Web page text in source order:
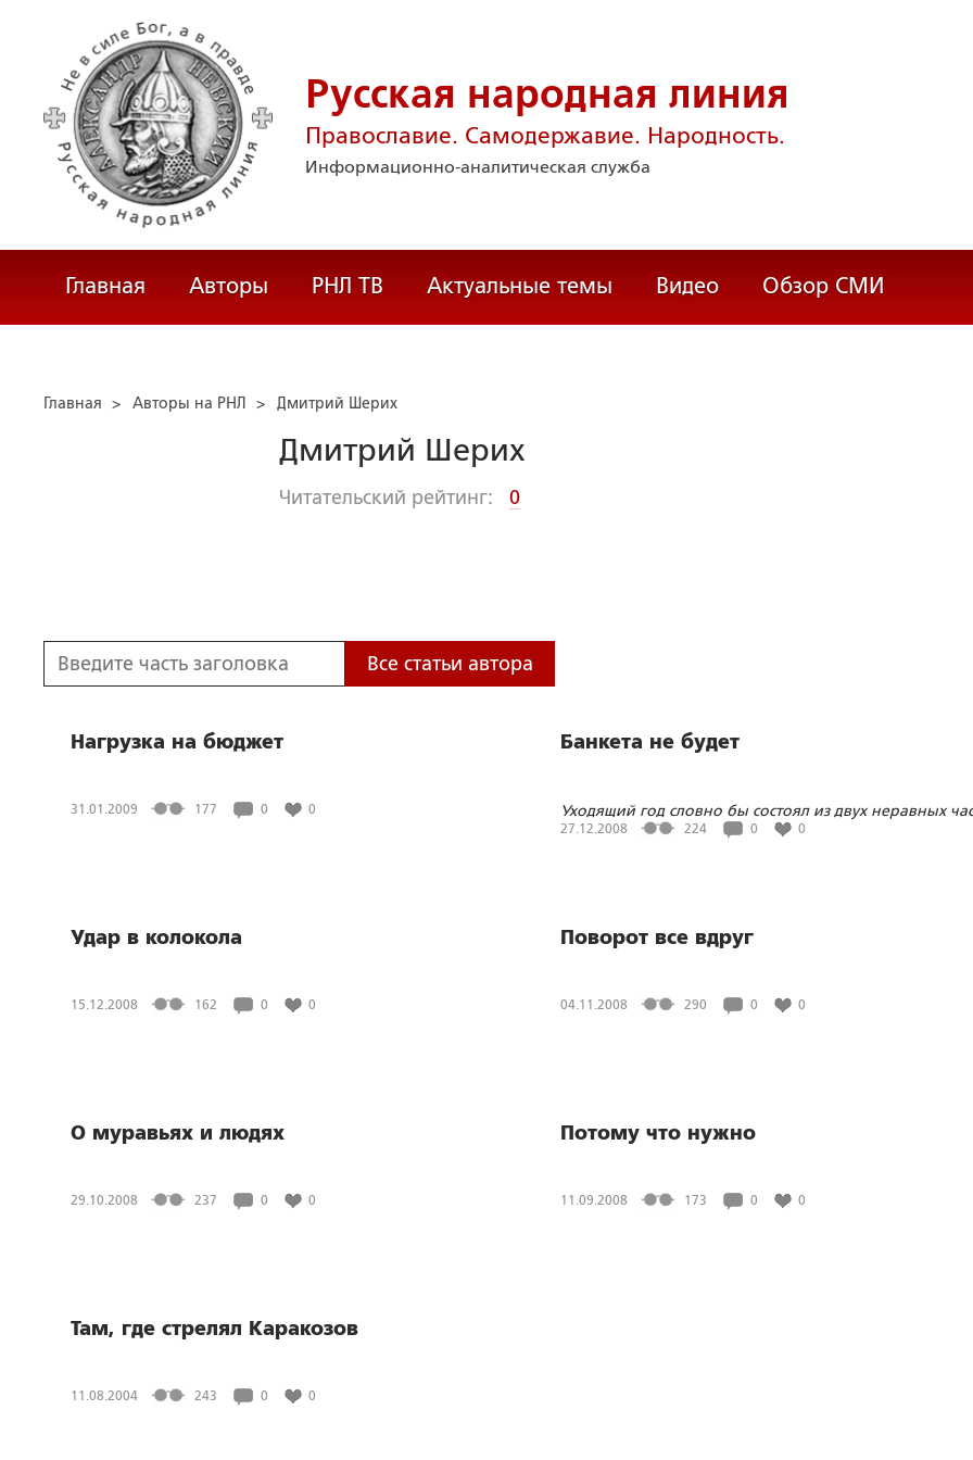
Русская народная линия
Православие. Самодержавие. Народность.
Информационно-аналитическая служба
Главная Авторы РНЛ ТВ Актуальные темы Видео Обзор СМИ
Главная > Авторы на РНЛ > Дмитрий Шерих
Дмитрий Шерих
Читательский рейтинг: 0
Все статьи автора
Нагрузка на бюджет
31.01.2009 177 0 0
Банкета не будет
Уходящий год словно бы состоял из двух неравных
первая, до осени, когда Россия без особой тревоги
27.12.2008 224 0 0
Удар в колокола
15.12.2008 162 0 0
Поворот все вдруг
04.11.2008 290 0 0
О муравьях и людях
29.10.2008 237 0 0
Потому что нужно
11.09.2008 173 0 0
Там, где стрелял Каракозов
11.08.2004 243 0 0